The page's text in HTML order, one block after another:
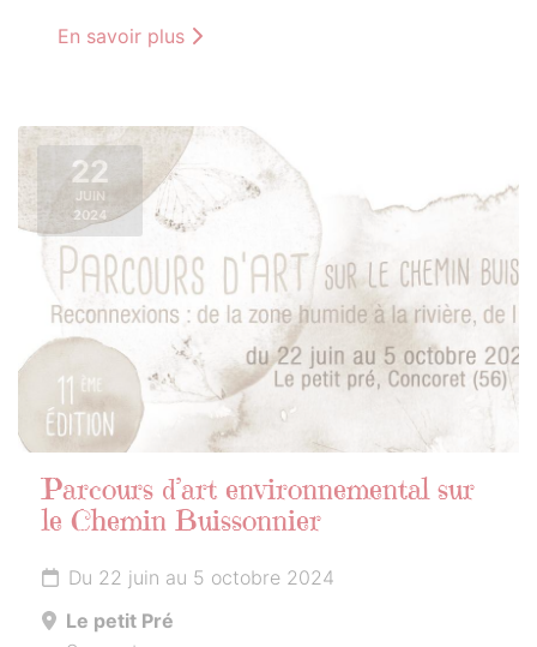
En savoir plus
22
JUIN
2024
Parcours d’art environnemental sur
le Chemin Buissonnier
Du 22 juin au 5 octobre 2024
Le petit Pré